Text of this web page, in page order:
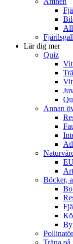
Lär dig mer
Quiz
Annan
Böcker,
Träna